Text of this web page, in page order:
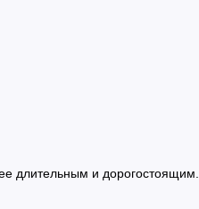
длительным и дорогостоящим.